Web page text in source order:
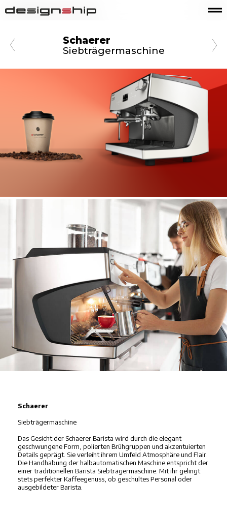
Schaerer
Siebträgermaschine
Schaerer
Siebträgermaschine
Das Gesicht der Schaerer Barista wird durch die elegant
geschwungene Form, polierten Brühgruppen und akzentuierten
Details geprägt. Sie verleiht ihrem Umfeld Atmosphäre und Flair.
Die Handhabung der halbautomatischen Maschine entspricht der
einer traditionellen Barista Siebträgermaschine. Mit ihr gelingt
stets perfekter Kaffeegenuss, ob geschultes Personal oder
ausgebildeter Barista.